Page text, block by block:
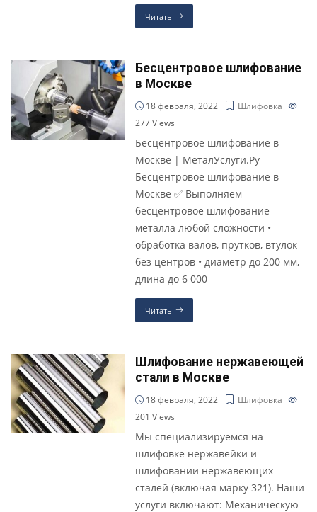
Читать
Бесцентровое шлифование
в Москве
18 февраля, 2022
Шлифовка
277Views
Бесцентровое шлифование в
Москве | МеталУслуги.Ру
Бесцентровое шлифование в
Москве ✅ Выполняем
бесцентровое шлифование
металла любой сложности •
обработка валов, прутков, втулок
без центров • диаметр до 200 мм,
длина до 6 000
Читать
Шлифование нержавеющей
стали в Москве
18 февраля, 2022
Шлифовка
201Views
Мы специализируемся на
шлифовке нержавейки и
шлифовании нержавеющих
сталей (включая марку 321). Наши
услуги включают: Механическую